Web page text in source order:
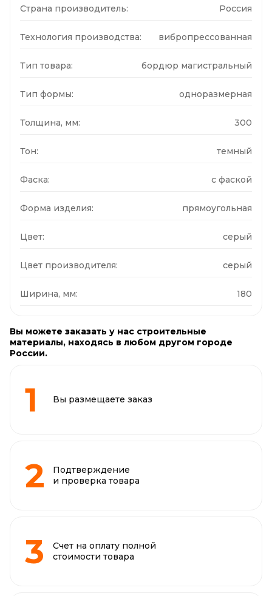
Страна производитель: Россия
Технология производства: вибропрессованная
Тип товара: бордюр магистральный
Тип формы: одноразмерная
Толщина, мм: 300
Тон: темный
Фаска: с фаской
Форма изделия: прямоугольная
Цвет: серый
Цвет производителя: серый
Ширина, мм: 180
Вы можете заказать у нас строительные
материалы, находясь в любом другом городе
России.
Вы размещаете заказ
Подтверждение
и проверка товара
Счет на оплату полной
стоимости товара